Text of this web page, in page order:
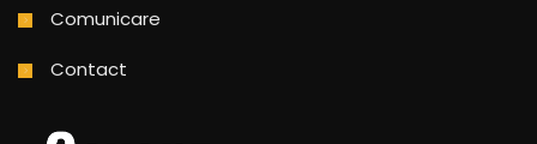
Comunicare
Contact